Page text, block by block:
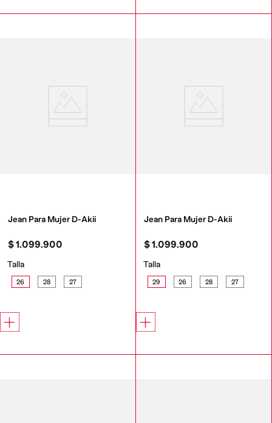
Jean Para Mujer D-Akii
$1.099.900
Talla
26 28 27
Jean Para Mujer D-Akii
$1.099.900
Talla
29 26 28 27